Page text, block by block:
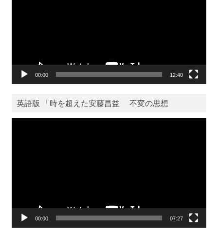
00:00 12:40
英語版 「時を超えた安藤昌益 不変の思想
00:00 07:27